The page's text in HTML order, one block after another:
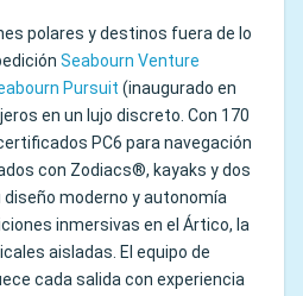
polares y destinos fuera de lo
Seabourn Venture
Pursuit (inaugurado en
en un lujo discreto. Con 170
PC6 para navegación
con Zodiacs®, kayaks y dos
moderno y autonomía
inmersivas en el Ártico, la
aisladas. El equipo de
cada salida con experiencia